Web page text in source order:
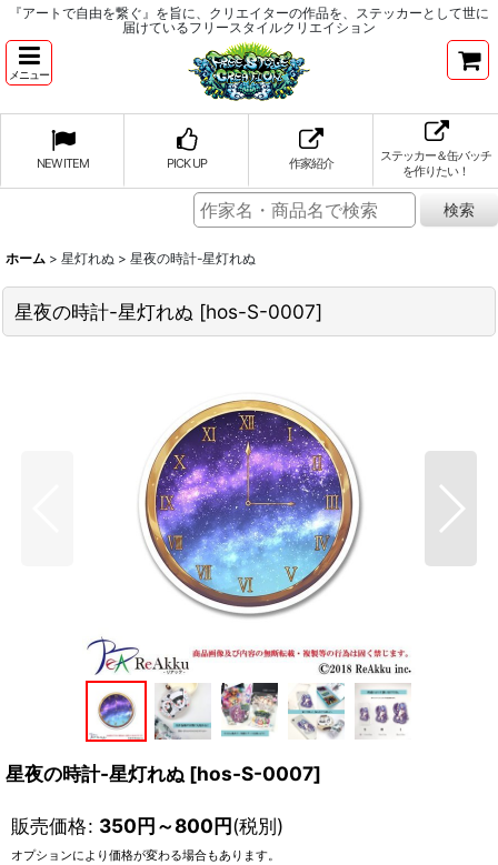
『アートで自由を繋ぐ』を旨に、クリエイターの作品を、ステッカーとして世に
届けているフリースタイルクリエイション
メニュー
NEW ITEM PICK UP 作家紹介
ステッカー＆缶バッチ
を作りたい！
ホーム > 星灯れぬ > 星夜の時計-星灯れぬ
星夜の時計-星灯れぬ [hos-S-0007]
星夜の時計-星灯れぬ [hos-S-0007]
販売価格: 350円～800円(税別)
オプションにより価格が変わる場合もあります。